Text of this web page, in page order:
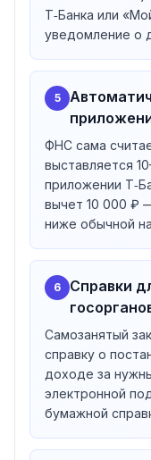
Если клиент уже
зарегистрирован
через Т‑Банк
приложение или
подтвердить
«Прочее» →
«Подключить»).
появляется на
течение
Как перестать
Отказаться от
Т‑Банка
через «Мой
рассматривает
Повторно
можно в любой
налогам.
Т‑Банка или
уведомление о
5
ФНС сама
выставляется
приложении
вычет 10 000 ₽
ниже обычной
6
Справки
Самозанятый
справку о
доходе за
электронной
бумажной